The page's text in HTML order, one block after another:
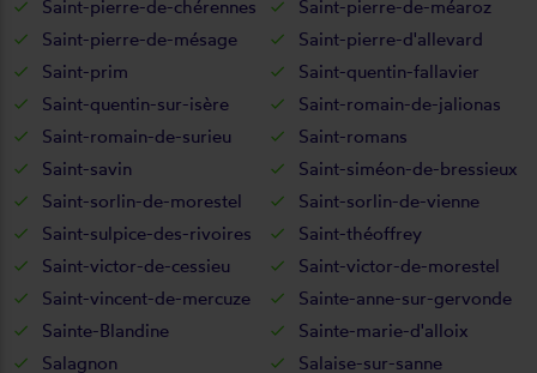
Saint-pierre-de-chérennes
Saint-pierre-de-méaroz
Saint-pierre-de-mésage
Saint-pierre-d'allevard
Saint-prim
Saint-quentin-fallavier
Saint-quentin-sur-isère
Saint-romain-de-jalionas
Saint-romain-de-surieu
Saint-romans
Saint-savin
Saint-siméon-de-bressieux
Saint-sorlin-de-morestel
Saint-sorlin-de-vienne
Saint-sulpice-des-rivoires
Saint-théoffrey
Saint-victor-de-cessieu
Saint-victor-de-morestel
Saint-vincent-de-mercuze
Sainte-anne-sur-gervonde
Sainte-Blandine
Sainte-marie-d'alloix
Salagnon
Salaise-sur-sanne